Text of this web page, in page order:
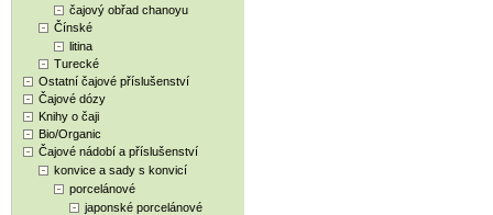
čajový obřad chanoyu
Čínské
litina
Turecké
Ostatní čajové příslušenství
Čajové dózy
Knihy o čaji
Bio/Organic
Čajové nádobí a příslušenství
konvice a sady s konvicí
porcelánové
japonské porcelánové